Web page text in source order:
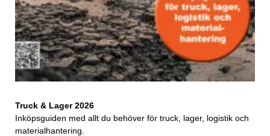
Truck & Lager 2026
Inköpsguiden med allt du behöver för truck, lager, logistik och
materialhantering.